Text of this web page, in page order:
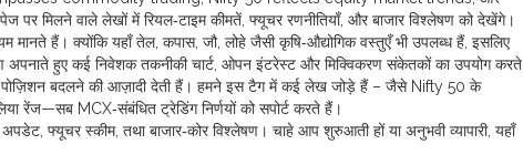
मिलने वाले लेखों में रियल‑टाइम कीमतें, फ्यूचर रणनीतियाँ, और बाजार विश्लेषण को देखेंगे।
मानते हैं। क्योंकि यहाँ तेल, कपास, जौ, लोहे जैसी कृषि‑औद्योगिक वस्तुएँ भी उपलब्ध हैं, इसलिए
अपनाते हुए कई निवेशक तकनीकी चार्ट, ओपन इंटरेस्ट और मिक्‍विकरण संकेतकों का उपयोग करते
पोज़िशन बदलने की आज़ादी देती हैं। हमने इस टैग में कई लेख जोड़े हैं – जैसे Nifty 50 के
रेंज—सब MCX‑संबंधित ट्रेडिंग निर्णयों को सपोर्ट करते हैं।
फ्यूचर स्कीम, तथा बाजार‑कोर विश्लेषण। चाहे आप शुरुआती हों या अनुभवी व्यापारी, यहाँ